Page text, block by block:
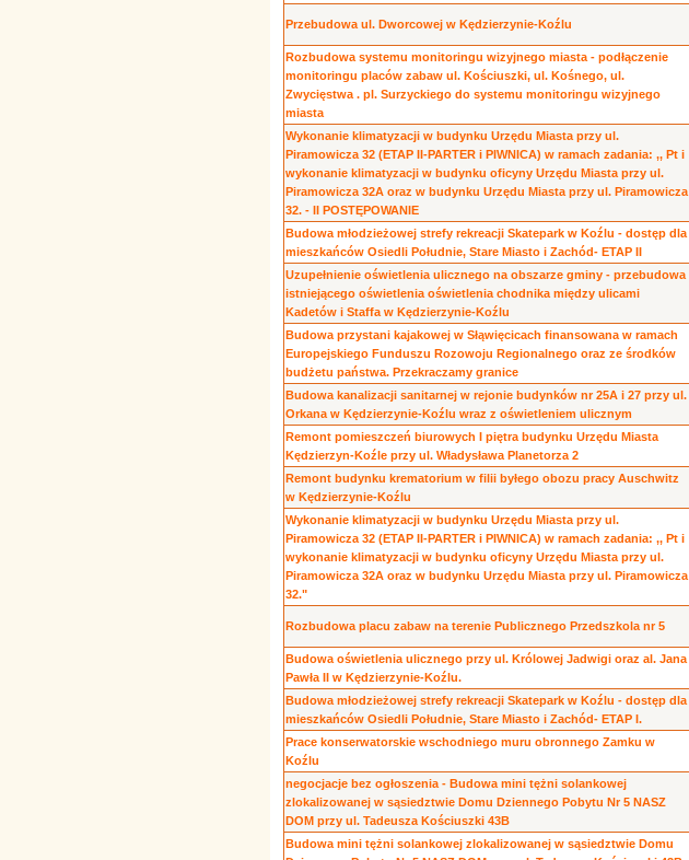
Przebudowa ul. Dworcowej w Kędzierzynie-Koźlu
Rozbudowa systemu monitoringu wizyjnego miasta - podłączenie
monitoringu placów zabaw ul. Kościuszki, ul. Kośnego, ul.
Zwycięstwa . pl. Surzyckiego do systemu monitoringu wizyjnego
miasta
Wykonanie klimatyzacji w budynku Urzędu Miasta przy ul.
Piramowicza 32 (ETAP II-PARTER i PIWNICA) w ramach zadania: ,, Pt i
wykonanie klimatyzacji w budynku oficyny Urzędu Miasta przy ul.
Piramowicza 32A oraz w budynku Urzędu Miasta przy ul. Piramowicza
32. - II POSTĘPOWANIE
Budowa młodzieżowej strefy rekreacji Skatepark w Koźlu - dostęp dla
mieszkańców Osiedli Południe, Stare Miasto i Zachód- ETAP II
Uzupełnienie oświetlenia ulicznego na obszarze gminy - przebudowa
istniejącego oświetlenia oświetlenia chodnika między ulicami
Kadetów i Staffa w Kędzierzynie-Koźlu
Budowa przystani kajakowej w Słąwięcicach finansowana w ramach
Europejskiego Funduszu Rozowoju Regionalnego oraz ze środków
budżetu państwa. Przekraczamy granice
Budowa kanalizacji sanitarnej w rejonie budynków nr 25A i 27 przy ul.
Orkana w Kędzierzynie-Koźlu wraz z oświetleniem ulicznym
Remont pomieszczeń biurowych I piętra budynku Urzędu Miasta
Kędzierzyn-Koźle przy ul. Władysława Planetorza 2
Remont budynku krematorium w filii byłego obozu pracy Auschwitz
w Kędzierzynie-Koźlu
Wykonanie klimatyzacji w budynku Urzędu Miasta przy ul.
Piramowicza 32 (ETAP II-PARTER i PIWNICA) w ramach zadania: ,, Pt i
wykonanie klimatyzacji w budynku oficyny Urzędu Miasta przy ul.
Piramowicza 32A oraz w budynku Urzędu Miasta przy ul. Piramowicza
32."
Rozbudowa placu zabaw na terenie Publicznego Przedszkola nr 5
Budowa oświetlenia ulicznego przy ul. Królowej Jadwigi oraz al. Jana
Pawła II w Kędzierzynie-Koźlu.
Budowa młodzieżowej strefy rekreacji Skatepark w Koźlu - dostęp dla
mieszkańców Osiedli Południe, Stare Miasto i Zachód- ETAP I.
Prace konserwatorskie wschodniego muru obronnego Zamku w
Koźlu
negocjacje bez ogłoszenia - Budowa mini tężni solankowej
zlokalizowanej w sąsiedztwie Domu Dziennego Pobytu Nr 5 NASZ
DOM przy ul. Tadeusza Kościuszki 43B
Budowa mini tężni solankowej zlokalizowanej w sąsiedztwie Domu